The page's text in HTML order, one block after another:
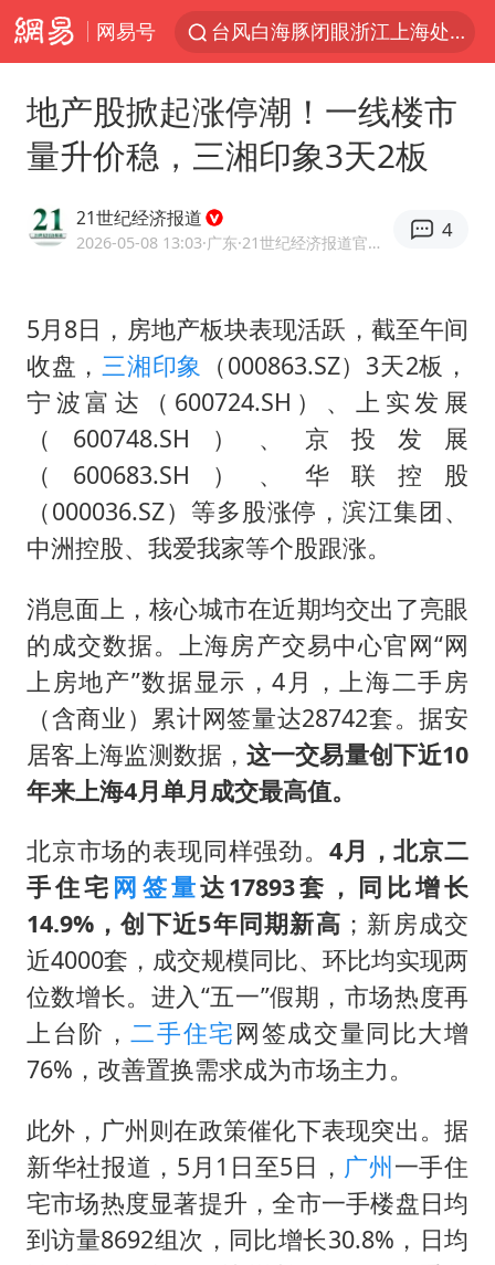
网易号
台风白海豚闭眼浙江上海处于危险半圆
浙江金华：市民非必要不外出
白海豚将正面袭击贯穿浙江
浙江台州《告全体市民书》
上半年国内居民出游人次34.63亿
刘浩存百花奖开幕式红裙起舞
万岁山接盘烂尾恒大文旅城
薛之谦杭州站演唱会取消
店主称换“青海拉面”招牌后生意更好
女儿为争财产堵门阻挠父亲出殡
习近平心系体育强国建设
地产股掀起涨停潮！一线楼市
量升价稳，三湘印象3天2板
21世纪经济报道
2026-05-08 13:03·广东 ·21世纪经济报道官方账号
4
5月8日，房地产板块表现活跃，截至午间
收盘，三湘印象 （000863.SZ）3天2板，
宁波富达（600724.SH）、上实发展
（600748.SH）、京投发展
（600683.SH）、华联控股
（000036.SZ）等多股涨停，滨江集团、
中洲控股、我爱我家等个股跟涨。
消息面上，核心城市在近期均交出了亮眼
的成交数据。上海房产交易中心官网“网
上房地产”数据显示，4月，上海二手房
（含商业）累计网签量达28742套。据安
居客上海监测数据，这一交易量创下近10
年来上海4月单月成交最高值。
北京市场的表现同样强劲。 4月，北京二
手住宅 网签量达17893套，同比增长
14.9%，创下近5年同期新高 ；新房成交
近4000套，成交规模同比、环比均实现两
位数增长。进入“五一”假期，市场热度再
上台阶，二手住宅网签成交量同比大增
76%，改善置换需求成为市场主力。
此外，广州则在政策催化下表现突出。据
新华社报道，5月1日至5日， 广州一手住
宅市场热度显著提升，全市一手楼盘日均
到访量8692组次，同比增长30.8%，日均